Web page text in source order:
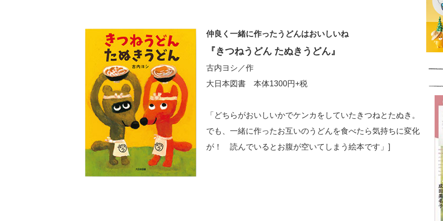
仲良く一緒に作ったうどんはおいしいね
『きつねうどん たぬきうどん』
古内ヨシ／作
大日本図書 本体1300円+税
「どちらがおいしいかでケンカをしていたきつねとたぬき。
でも、一緒に作ったお互いのうどんを食べたら気持ちに変化
が！ 読んでいるとお腹が空いてしまう絵本です」]